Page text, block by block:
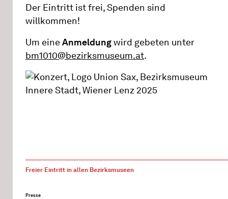
Der Eintritt ist frei, Spenden sind
willkommen!
Um eineAnmeldungwird gebeten unter
bm1010@bezirksmuseum.at.
Freier Eintritt in allen Bezirksmuseen
Presse